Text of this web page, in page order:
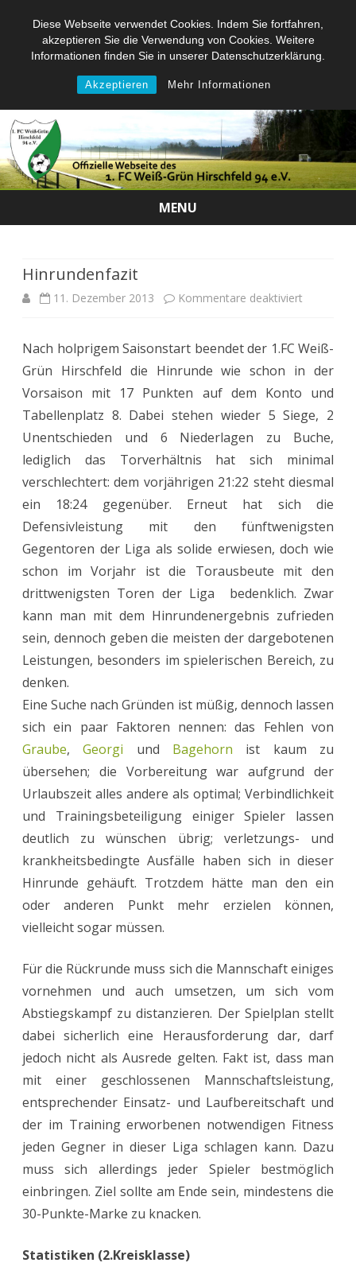
Diese Webseite verwendet Cookies. Indem Sie fortfahren,
akzeptieren Sie die Verwendung von Cookies. Weitere
Informationen finden Sie in unserer Datenschutzerklärung.
Akzeptieren Mehr Informationen
MENU
Hinrundenfazit
11. Dezember 2013 Kommentare deaktiviert
Nach holprigem Saisonstart beendet der 1.FC Weiß-
Grün Hirschfeld die Hinrunde wie schon in der
Vorsaison mit 17 Punkten auf dem Konto und
Tabellenplatz 8. Dabei stehen wieder 5 Siege, 2
Unentschieden und 6 Niederlagen zu Buche,
lediglich das Torverhältnis hat sich minimal
verschlechtert: dem vorjährigen 21:22 steht diesmal
ein 18:24 gegenüber. Erneut hat sich die
Defensivleistung mit den fünftwenigsten
Gegentoren der Liga als solide erwiesen, doch wie
schon im Vorjahr ist die Torausbeute mit den
drittwenigsten Toren der Liga bedenklich. Zwar
kann man mit dem Hinrundenergebnis zufrieden
sein, dennoch geben die meisten der dargebotenen
Leistungen, besonders im spielerischen Bereich, zu
denken.
Eine Suche nach Gründen ist müßig, dennoch lassen
sich ein paar Faktoren nennen: das Fehlen von
Graube,Georgi und Bagehorn ist kaum zu
übersehen; die Vorbereitung war aufgrund der
Urlaubszeit alles andere als optimal; Verbindlichkeit
und Trainingsbeteiligung einiger Spieler lassen
deutlich zu wünschen übrig; verletzungs- und
krankheitsbedingte Ausfälle haben sich in dieser
Hinrunde gehäuft. Trotzdem hätte man den ein
oder anderen Punkt mehr erzielen können,
vielleicht sogar müssen.
Für die Rückrunde muss sich die Mannschaft einiges
vornehmen und auch umsetzen, um sich vom
Abstiegskampf zu distanzieren. Der Spielplan stellt
dabei sicherlich eine Herausforderung dar, darf
jedoch nicht als Ausrede gelten. Fakt ist, dass man
mit einer geschlossenen Mannschaftsleistung,
entsprechender Einsatz- und Laufbereitschaft und
der im Training erworbenen notwendigen Fitness
jeden Gegner in dieser Liga schlagen kann. Dazu
muss sich allerdings jeder Spieler bestmöglich
einbringen. Ziel sollte am Ende sein, mindestens die
30-Punkte-Marke zu knacken.
Statistiken (2.Kreisklasse)